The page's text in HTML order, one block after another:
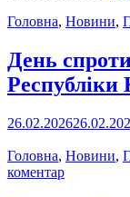
Головна, Новини,
День
Республіки
26.02.2026
Головна, Новини,
коментар